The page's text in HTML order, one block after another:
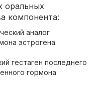
оральных
компонента:
аналог
эстрогена.
гестаген последнего
гормона